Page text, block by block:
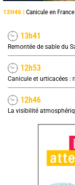
13H46 | Canicule en
13h41
Remontée de sable du
12h53
12h46